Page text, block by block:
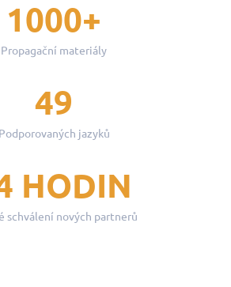
1000+
Propagační materiály
49
Podporovaných jazyků
HODIN
schválení nových partnerů